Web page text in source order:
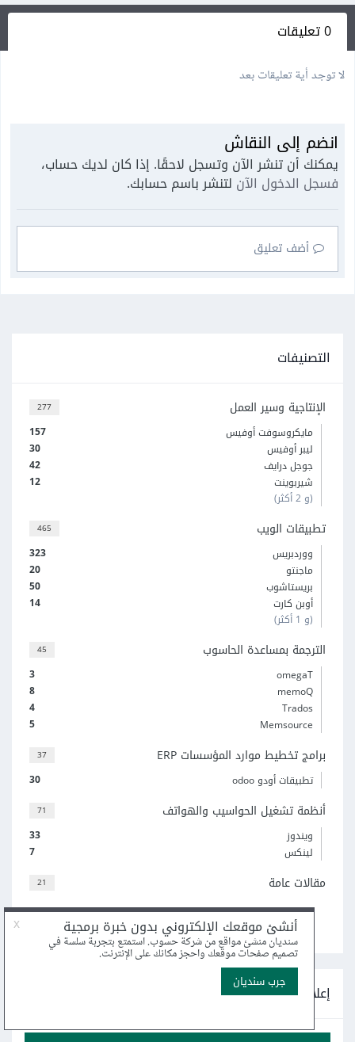
0 تعليقات
لا توجد أية تعليقات بعد
انضم إلى النقاش
يمكنك أن تنشر الآن وتسجل لاحقًا. إذا كان لديك حساب،
فسجل الدخول الآن لتنشر باسم حسابك.
أضف تعليق
التصنيفات
277 الإنتاجية وسير العمل
157
مايكروسوفت أوفيس
30
ليبر أوفيس
42
جوجل درايف
12
شيربوينت
(و 2 أكثر)
465 تطبيقات الويب
323
ووردبريس
20
ماجنتو
50
بريستاشوب
14
أوبن كارت
(و 1 أكثر)
45 الترجمة بمساعدة الحاسوب
3
omegaT
8
memoQ
4
Trados
5
Memsource
37 برامج تخطيط موارد المؤسسات ERP
30 تطبيقات أودو odoo
71 أنظمة تشغيل الحواسيب والهواتف
33
ويندوز
7
لينكس
21
مقالات عامة
اعرض جميع التصنيفات
إعلانات